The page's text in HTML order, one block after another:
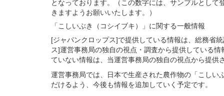
となっております。（この数字には、サンプルとし
きますようお願いいたします。）
「こしいぶき（コシイブキ）」に関する一般情報
[ジャパンクロップス]で提供している情報は、総務省
ス]運営事務局の独自の視点・調査から提供している
ていない情報は、当運営事務局の独自の視点から提供
運営事務局では、日本で生産された農作物の「こし
だけるよう、今後も情報を追加していく予定です。